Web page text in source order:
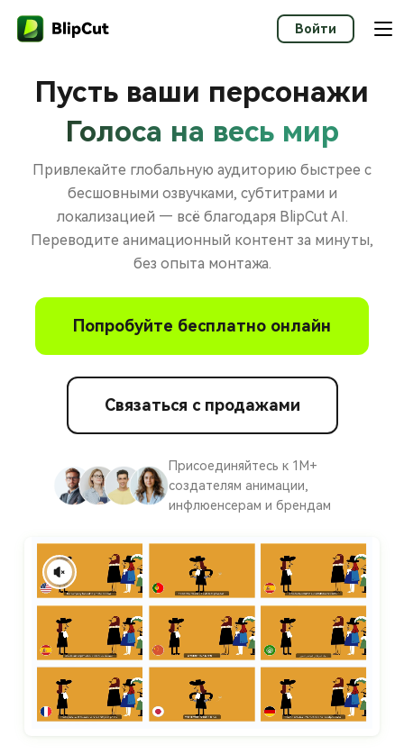
Войти
Пусть ваши персонажи
Голоса на весь мир
Привлекайте глобальную аудиторию быстрее с
бесшовными озвучками, субтитрами и
локализацией — всё благодаря BlipCut AI.
Переводите анимационный контент за минуты,
без опыта монтажа.
Попробуйте бесплатно онлайн
Связаться с продажами
Присоединяйтесь к 1M+
создателям анимации,
инфлюенсерам и брендам